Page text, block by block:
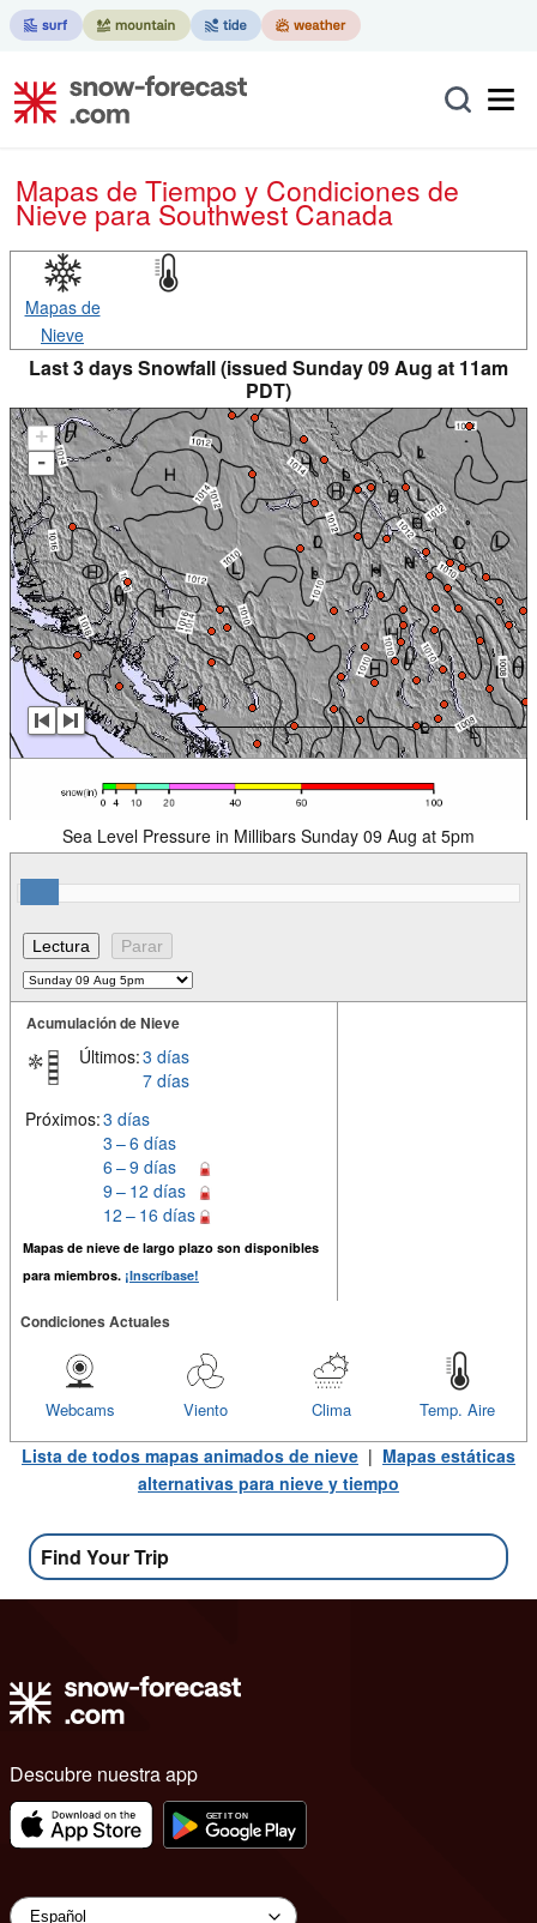
Mapas de Tiempo y Condiciones de
Nievepara Southwest Canada
Mapas de
Nieve
Last 3 days Snowfall (issued Sunday 09 Aug at 11am
PDT)
+
-
Sea Level Pressure in Millibars Sunday 09 Aug at 5pm
Acumulación de Nieve
Últimos:3 días
7 días
Próximos:3 días
3 – 6 días
6 – 9 días
9 – 12 días
12 – 16 días
Mapas de nieve de largo plazo son disponibles
para miembros. ¡Inscríbase!
Condiciones Actuales
Temp. Aire
Clima
Viento
Webcams
Lista de todos mapas animados de nieve | Mapas estáticas
alternativas para nieve y tiempo
Find Your Trip
Descubre nuestra app